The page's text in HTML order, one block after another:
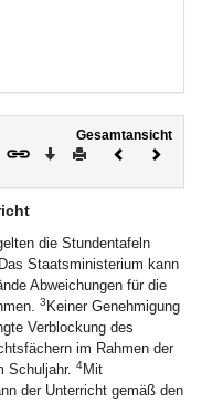
Gesamtansicht
Download
DruckenVorheriges
die Stundentafeln
Das Staatsministerium kann
Abweichungen für die
3 Keiner Genehmigung
Verblockung des
im Rahmen der
Schuljahr. 4Mit
der Unterricht gemäß den